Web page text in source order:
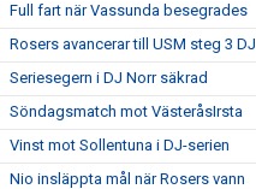
Full fart när Vassunda besegrades
Rosers avancerar till USM steg 3 DJ
Seriesegern i DJ Norr säkrad
Söndagsmatch mot VästeråsIrsta
Vinst mot Sollentuna i DJ-serien
Nio insläppta mål när Rosers vann